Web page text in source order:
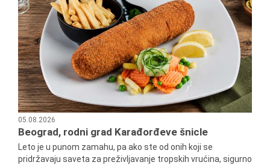
05.08.2026
Beograd, rodni grad Karađorđeve šnicle
Leto je u punom zamahu, pa ako ste od onih koji se
pridržavaju saveta za preživljavanje tropskih vrućina, sigurno